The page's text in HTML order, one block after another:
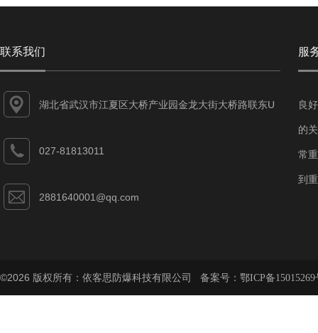
联系我们
湖北省武汉市江夏区大桥产业园金龙大街大桥路联东U
027-81813011
2881640001@qq.com
服
良
的
常
到
©2026 版权所有：依客思防爆科技有限公司 备案号： 鄂ICP备15015269